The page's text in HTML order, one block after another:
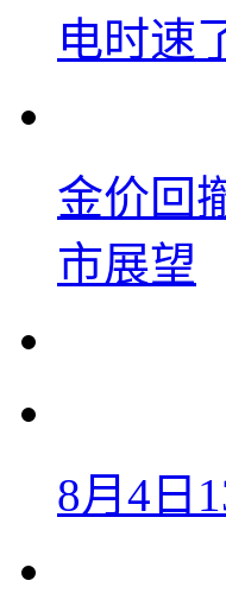
电时速
金价回
市展望
8月4日